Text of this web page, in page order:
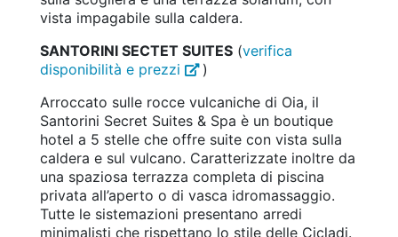
vista impagabile sulla caldera.
SANTORINI SECTET SUITES (verifica
disponibilità e prezzi
)
Arroccato sulle rocce vulcaniche di Oia, il
Santorini Secret Suites & Spa è un boutique
hotel a 5 stelle che offre suite con vista sulla
caldera e sul vulcano. Caratterizzate inoltre da
una spaziosa terrazza completa di piscina
privata all’aperto o di vasca idromassaggio.
Tutte le sistemazioni presentano arredi
minimalisti che rispettano lo stile delle Cicladi.